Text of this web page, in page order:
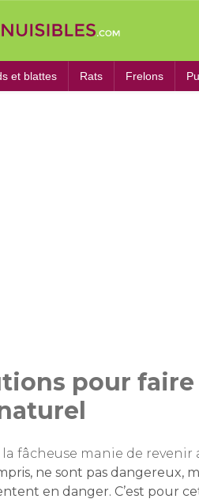
et blattes Rats Frelons
pour
fâcheuse manie de revenir
ne sont pas dangereux,
en danger. C’est pour